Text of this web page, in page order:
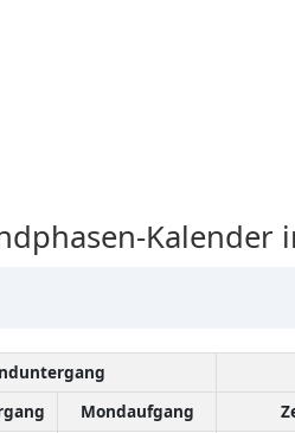
Kalender
Mondaufgang